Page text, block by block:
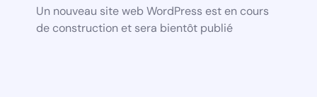
Un nouveau site web WordPress est en cours
de construction et sera bientôt publié